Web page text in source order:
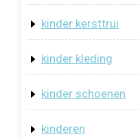
kinder kersttrui
kinder kleding
kinder schoenen
kinderen